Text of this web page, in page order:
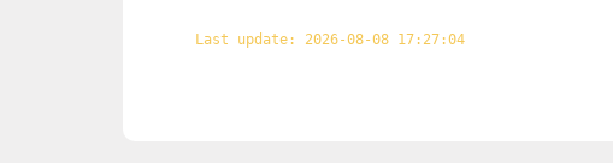
Last update: 2026-08-08 17:27:04